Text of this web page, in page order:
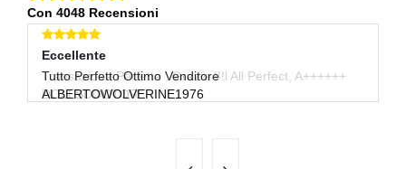
Con 4048 Recensioni
Eccellente
Transazione Perfetta , Grazie !!!l All Perfect, A++++++
DOLLSDOCTOR
Eccellente
Tutto Perfetto Ottimo Venditore
ALBERTOWOLVERINE1976